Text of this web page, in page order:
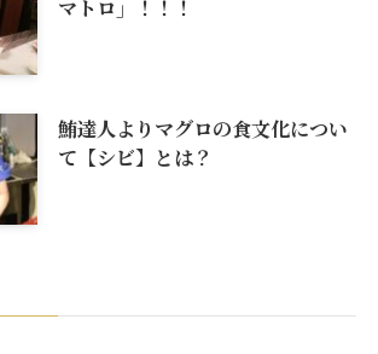
マトロ」！！！
鮪達人よりマグロの食文化につい
て【シビ】とは？